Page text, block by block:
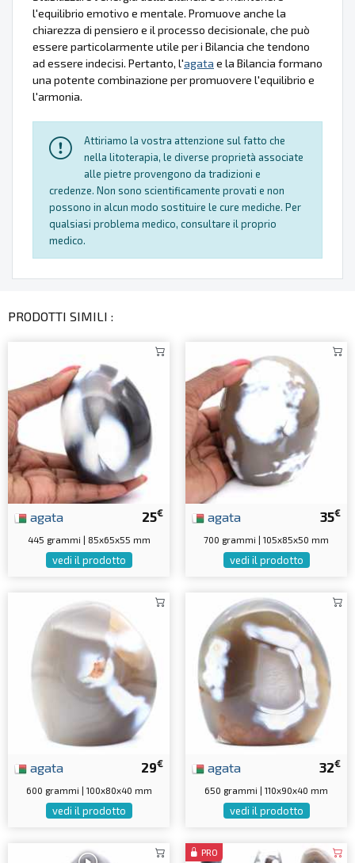
l'equilibrio emotivo e mentale. Promuove anche la
chiarezza di pensiero e il processo decisionale, che può
essere particolarmente utile per i Bilancia che tendono
ad essere indecisi. Pertanto, l'agata e la Bilancia formano
una potente combinazione per promuovere l'equilibrio e
l'armonia.
Attiriamo la vostra attenzione sul fatto che
nella litoterapia, le diverse proprietà associate
alle pietre provengono da tradizioni e
credenze. Non sono scientificamente provati e non
possono in alcun modo sostituire le cure mediche. Per
qualsiasi problema medico, consultare il proprio
medico.
PRODOTTI SIMILI :
25€
agata
445 grammi | 85x65x55 mm
vedi il prodotto
35€
agata
700 grammi | 105x85x50 mm
vedi il prodotto
29€
agata
600 grammi | 100x80x40 mm
vedi il prodotto
32€
agata
650 grammi | 110x90x40 mm
vedi il prodotto
PRO